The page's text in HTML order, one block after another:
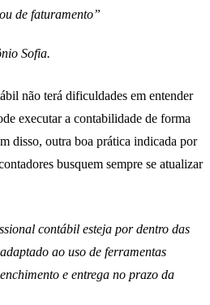
de faturamento”
Sofia.
não terá dificuldades em entender
executar a contabilidade de forma
disso, outra boa prática indicada por
busquem sempre se atualizar
contábil esteja por dentro das
ao uso de ferramentas
e entrega no prazo da